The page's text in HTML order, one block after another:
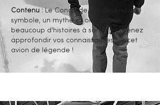
Contenu : Le Concorde est devenu un
symbole, un mythe et on raconte
beaucoup d'histoires à son sujet : venez
approfondir vos connaissances sur cet
avion de légende !